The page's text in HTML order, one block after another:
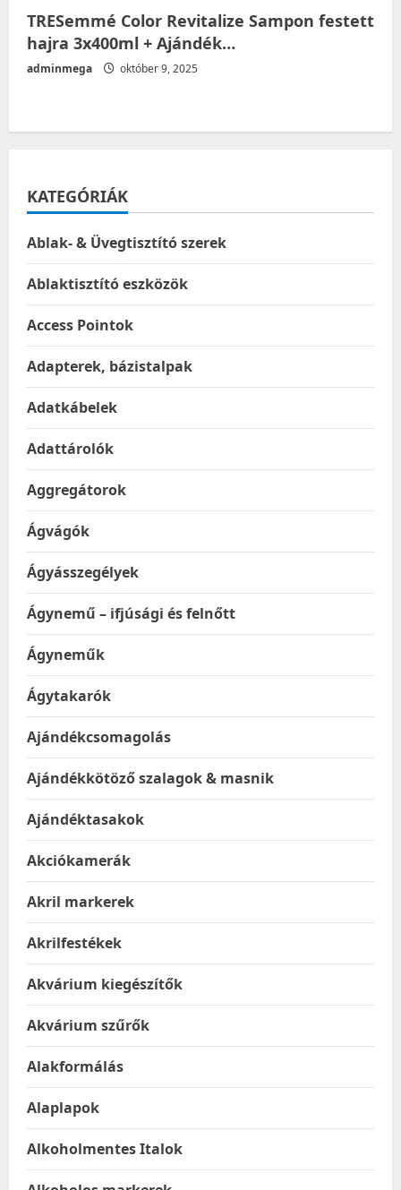
TRESemmé Color Revitalize Sampon festett
hajra 3x400ml + Ajándék…
adminmega október 9, 2025
KATEGÓRIÁK
Ablak- & Üvegtisztító szerek
Ablaktisztító eszközök
Access Pointok
Adapterek, bázistalpak
Adatkábelek
Adattárolók
Aggregátorok
Ágvágók
Ágyásszegélyek
Ágynemű – ifjúsági és felnőtt
Ágyneműk
Ágytakarók
Ajándékcsomagolás
Ajándékkötöző szalagok & masnik
Ajándéktasakok
Akciókamerák
Akril markerek
Akrilfestékek
Akvárium kiegészítők
Akvárium szűrők
Alakformálás
Alaplapok
Alkoholmentes Italok